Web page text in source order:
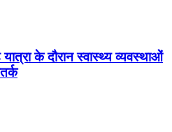
के दौरान स्वास्थ्य व्यवस्थाओं